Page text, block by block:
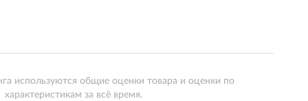
используются общие оценки товара и оценки по
характеристикам за всё время.